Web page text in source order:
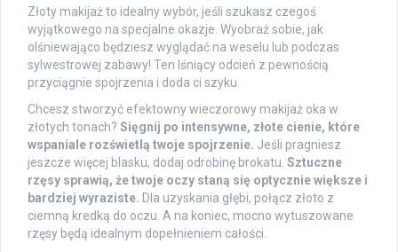
Złoty makijaż to idealny wybór, jeśli szukasz czegoś
wyjątkowego na specjalne okazje. Wyobraź sobie, jak
olśniewająco będziesz wyglądać na weselu lub podczas
sylwestrowej zabawy! Ten lśniący odcień z pewnością
przyciągnie spojrzenia i doda ci szyku.
Chcesz stworzyć efektowny wieczorowy makijaż oka w
złotych tonach? Sięgnij po intensywne, złote cienie, które
wspaniale rozświetlą twoje spojrzenie. Jeśli pragniesz
jeszcze więcej blasku, dodaj odrobinę brokatu. Sztuczne
rzęsy sprawią, że twoje oczy staną się optycznie większe i
bardziej wyraziste. Dla uzyskania głębi, połącz złoto z
ciemną kredką do oczu. A na koniec, mocno wytuszowane
rzęsy będą idealnym dopełnieniem całości.